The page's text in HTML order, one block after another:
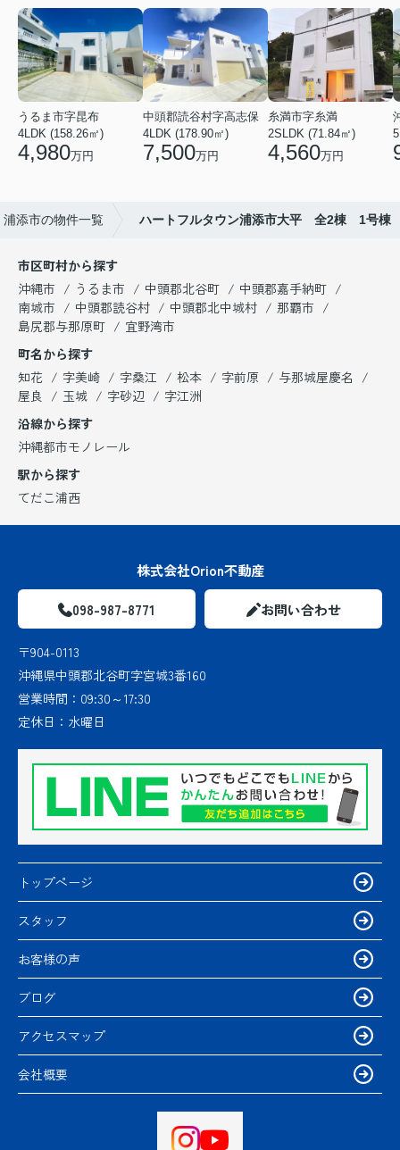
うるま市字昆布
4LDK (158.26㎡)
4,980万円
中頭郡読谷村字高志保
4LDK (178.90㎡)
7,500万円
糸満市字糸満
2SLDK (71.84㎡)
4,560万円
浦添市の物件一覧 ハートフルタウン浦添市大平 全2棟 1号棟
市区町村から探す
沖縄市
うるま市 中頭郡北谷町
中頭郡嘉手納町
南城市
中頭郡読谷村 中頭郡北中城村
那覇市
島尻郡与那原町
宜野湾市
町名から探す
知花
字美崎 字桑江 松本 字前原
与那城屋慶名
屋良
玉城 字砂辺
字江洲
沿線から探す
沖縄都市モノレール
駅から探す
てだこ浦西
株式会社Orion不動産
098-987-8771 お問い合わせ
〒904-0113
沖縄県中頭郡北谷町字宮城3番160
営業時間： 09:30～17:30
定休日： 水曜日
トップページ
スタッフ
お客様の声
ブログ
アクセスマップ
会社概要